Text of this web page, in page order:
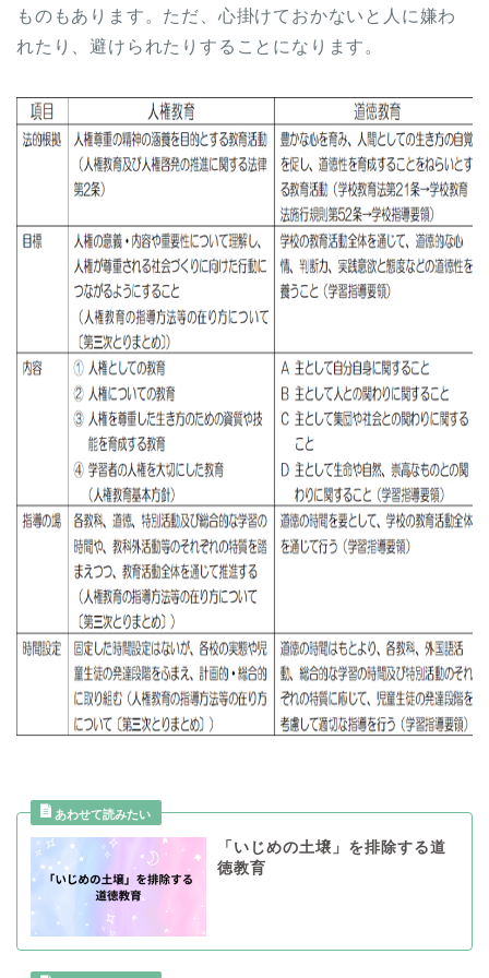
ものもあります。ただ、心掛けておかないと人に嫌わ
れたり、避けられたりすることになります。
「いじめの土壌」を排除する道
徳教育